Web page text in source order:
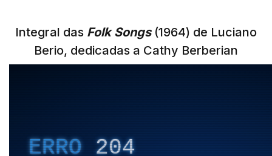
Integral das Folk Songs(1964) de Luciano
Berio, dedicadas a Cathy Berberian